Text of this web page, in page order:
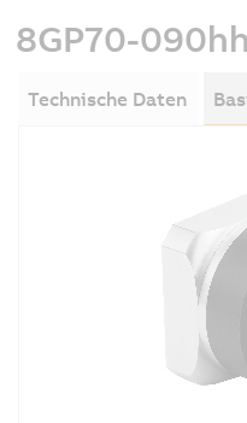
8GP70-
Technische Daten